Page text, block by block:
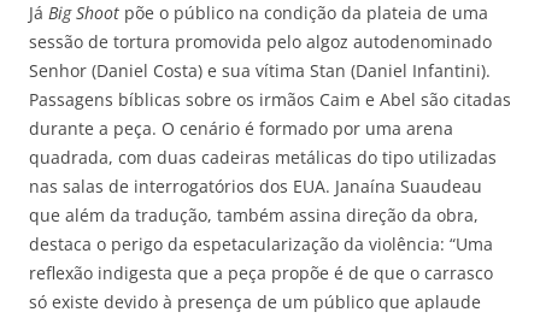
Já Big Shoot põe o público na condição da plateia de uma
sessão de tortura promovida pelo algoz autodenominado
Senhor (Daniel Costa) e sua vítima Stan (Daniel Infantini).
Passagens bíblicas sobre os irmãos Caim e Abel são citadas
durante a peça. O cenário é formado por uma arena
quadrada, com duas cadeiras metálicas do tipo utilizadas
nas salas de interrogatórios dos EUA. Janaína Suaudeau
que além da tradução, também assina direção da obra,
destaca o perigo da espetacularização da violência: “Uma
reflexão indigesta que a peça propõe é de que o carrasco
só existe devido à presença de um público que aplaude